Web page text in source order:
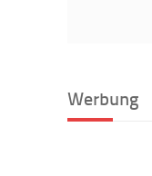
Werbung